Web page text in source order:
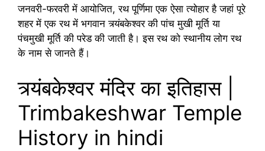
जनवरी-फरवरी में आयोजित, रथ पूर्णिमा एक ऐसा त्योहार है जहां पूरे
शहर में एक रथ में भगवान त्र्यंबकेश्वर की पांच मुखी मूर्ति या
पंचमुखी मूर्ति की परेड की जाती है। इस रथ को स्थानीय लोग रथ
के नाम से जानते हैं।
त्र्यंबकेश्वर मंदिर का इतिहास |
Trimbakeshwar Temple
History in hindi